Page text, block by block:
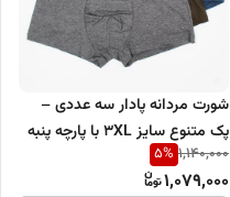
شورت مردانه پادار سه عددی –
پک متنوع سایز 3XL با پارچه پنبه
لاکرا 2748
1,140,000
5%
1,079,000